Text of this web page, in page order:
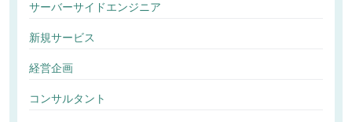
サーバーサイドエンジニア
新規サービス
経営企画
コンサルタント